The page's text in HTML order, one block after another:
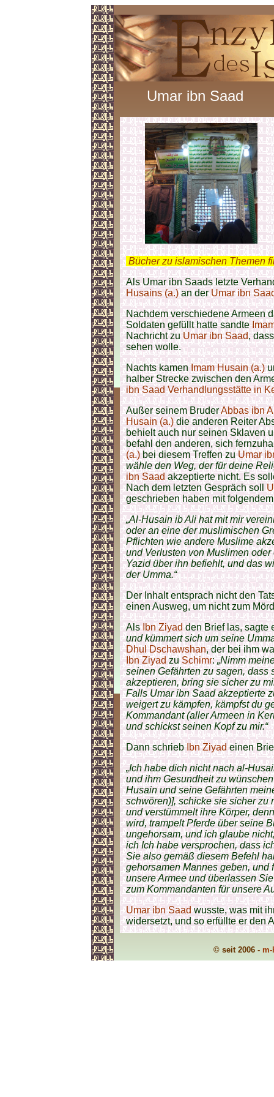
Umar ibn Saad
Bücher zu islamischen Themen
Als Umar ibn Saads letzte
Husains (a.)an derUmar ibn
Nachdem verschiedene Armeen
Soldaten gefüllt hatte sandte
Nachricht zuUmar ibn Saad,
sehen wolle.
Nachts kamenImam Husain (a.)
halber Strecke zwischen den
ibn Saad Verhandlungsstätte in
Außer seinem BruderAbbas ibn
Husain (a.)die anderen Reiter
behielt auch nur seinen Sklaven
befahl den anderen, sich
(a.)bei diesem Treffen zuUmar
wähle den Weg, der für deine
ibn Saadakzeptierte nicht. Es
Nach dem letzten Gespräch soll
geschrieben haben mit
„Al-Husain ib Ali hat mit mir
oder an eine der muslimischen
Pflichten wie andere Muslime
und Verlusten von Muslimen
Yazid über ihn befiehlt, und das
der Umma.“
Der Inhalt entsprach nicht den
einen Ausweg, um nicht zum
Als Ibn Ziyadden Brief las, sagte
und kümmert sich um seine
Dhul Dschawshan, der bei ihm
Ibn ZiyadzuSchimr:„Nimm
seinen Gefährten zu sagen,
akzeptieren, bring sie sicher zu
Falls Umar ibn Saad akzeptierte
weigert zu kämpfen, kämpfst du
Kommandant (aller Armeen in
und schickst seinen Kopf zu mir.“
Dann schriebIbn Ziyadeinen
„Ich habe dich nicht nach al-
und ihm Gesundheit zu
Husain und seine Gefährten
schwören)], schicke sie sicher zu
und verstümmelt ihre Körper,
wird, trampelt Pferde über seine
ungehorsam, und ich glaube
ich Ich habe versprochen, dass
Sie also gemäß diesem Befehl
gehorsamen Mannes geben,
unsere Armee und überlassen
zum Kommandanten für unsere
Umar ibn Saadwusste, was mit
widersetzt, und so erfüllte er den
© seit 2006 -